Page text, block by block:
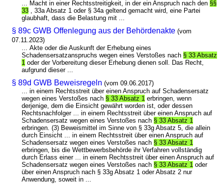
... Macht in einer Rechtsstreitigkeit, in der ein Anspruch nach den §§
33 , 33a Absatz 1 oder § 34a geltend gemacht wird, eine Partei
glaubhaft, dass die Belastung mit ...
§ 89c GWB Offenlegung aus der Behördenakte (vom
07.11.2023)
... Akte oder die Auskunft der Erhebung eines
Schadensersatzanspruchs wegen eines Verstoßes nach § 33 Absatz
1 oder der Vorbereitung dieser Erhebung dienen soll. Das Recht,
aufgrund dieser ...
§ 89d GWB Beweisregeln (vom 09.06.2017)
... in einem Rechtsstreit über einen Anspruch auf Schadensersatz
wegen eines Verstoßes nach § 33 Absatz 1 erbringen, wenn
derjenige, dem die Einsicht gewährt worden ist, oder dessen
Rechtsnachfolger ... in einem Rechtsstreit über einen Anspruch auf
Schadensersatz wegen eines Verstoßes nach § 33 Absatz 1
erbringen. (3) Beweismittel im Sinne von § 33g Absatz 5, die allein
durch Einsicht ... in einem Rechtsstreit über einen Anspruch auf
Schadensersatz wegen eines Verstoßes nach § 33 Absatz 1
erbringen, bis die Wettbewerbsbehörde ihr Verfahren vollständig
durch Erlass einer ... in einem Rechtsstreit über einen Anspruch auf
Schadensersatz wegen eines Verstoßes nach § 33 Absatz 1 oder
über einen Anspruch nach § 33g Absatz 1 oder Absatz 2 nur
Anwendung, soweit in ...